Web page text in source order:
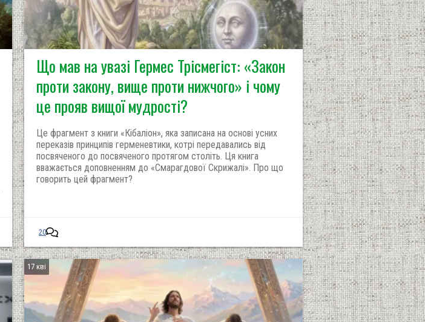
Що мав на увазі Гермес Трісмегіст: «Закон
проти закону, вище проти нижчого» і чому
це прояв вищої мудрості?
Це фрагмент з книги «Кібаліон», яка записана на основі усних
переказів принципів герменевтики, котрі передавались від
посвяченого до посвяченого протягом століть. Ця книга
вважається доповненням до «Смарагдової Скрижалі». Про що
говорить цей фрагмент?
20
17 кві